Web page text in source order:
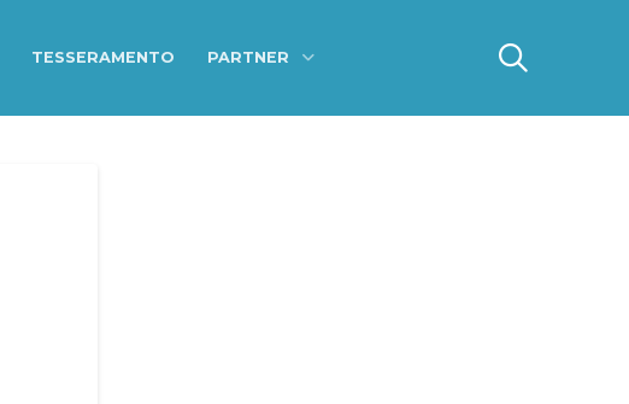
TESSERAMENTO PARTNER